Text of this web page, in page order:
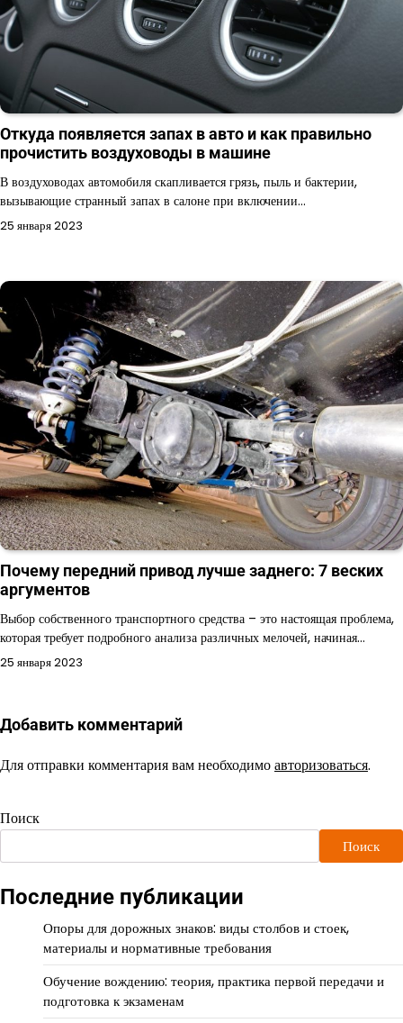
Откуда появляется запах в авто и как правильно
прочистить воздуховоды в машине
В воздуховодах автомобиля скапливается грязь, пыль и бактерии,
вызывающие странный запах в салоне при включении…
25 января 2023
Почему передний привод лучше заднего: 7 веских
аргументов
Выбор собственного транспортного средства – это настоящая проблема,
которая требует подробного анализа различных мелочей, начиная…
25 января 2023
Добавить комментарий
Для отправки комментария вам необходимоавторизоваться.
Поиск
Поиск
Последние публикации
Опоры для дорожных знаков: виды столбов и стоек,
материалы и нормативные требования
Обучение вождению: теория, практика первой передачи и
подготовка к экзаменам